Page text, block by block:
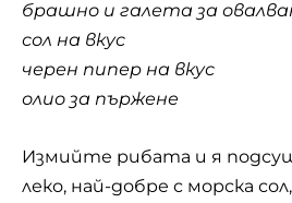
брашно и галета за
сол на вкус
черен пипер на вкус
олио за пържене
Измийте рибата и я
леко, най-добре с морска